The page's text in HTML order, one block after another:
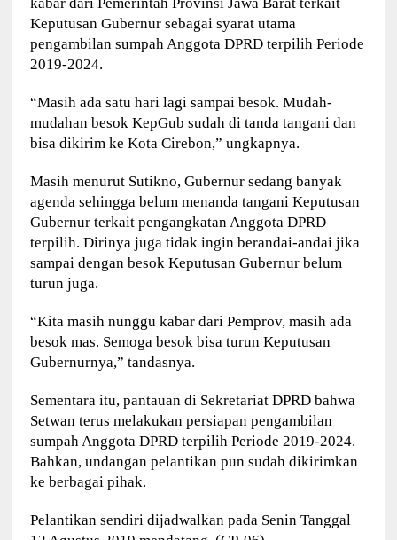
Keputusan Gubernur sebagai syarat utama
pengambilan sumpah Anggota DPRD terpilih Periode
2019-2024.
“Masih ada satu hari lagi sampai besok. Mudah-
mudahan besok KepGub sudah di tanda tangani dan
bisa dikirim ke Kota Cirebon,” ungkapnya.
Masih menurut Sutikno, Gubernur sedang banyak
agenda sehingga belum menanda tangani Keputusan
Gubernur terkait pengangkatan Anggota DPRD
terpilih. Dirinya juga tidak ingin berandai-andai jika
sampai dengan besok Keputusan Gubernur belum
turun juga.
“Kita masih nunggu kabar dari Pemprov, masih ada
besok mas. Semoga besok bisa turun Keputusan
Gubernurnya,” tandasnya.
Sementara itu, pantauan di Sekretariat DPRD bahwa
Setwan terus melakukan persiapan pengambilan
sumpah Anggota DPRD terpilih Periode 2019-2024.
Bahkan, undangan pelantikan pun sudah dikirimkan
ke berbagai pihak.
Pelantikan sendiri dijadwalkan pada Senin Tanggal